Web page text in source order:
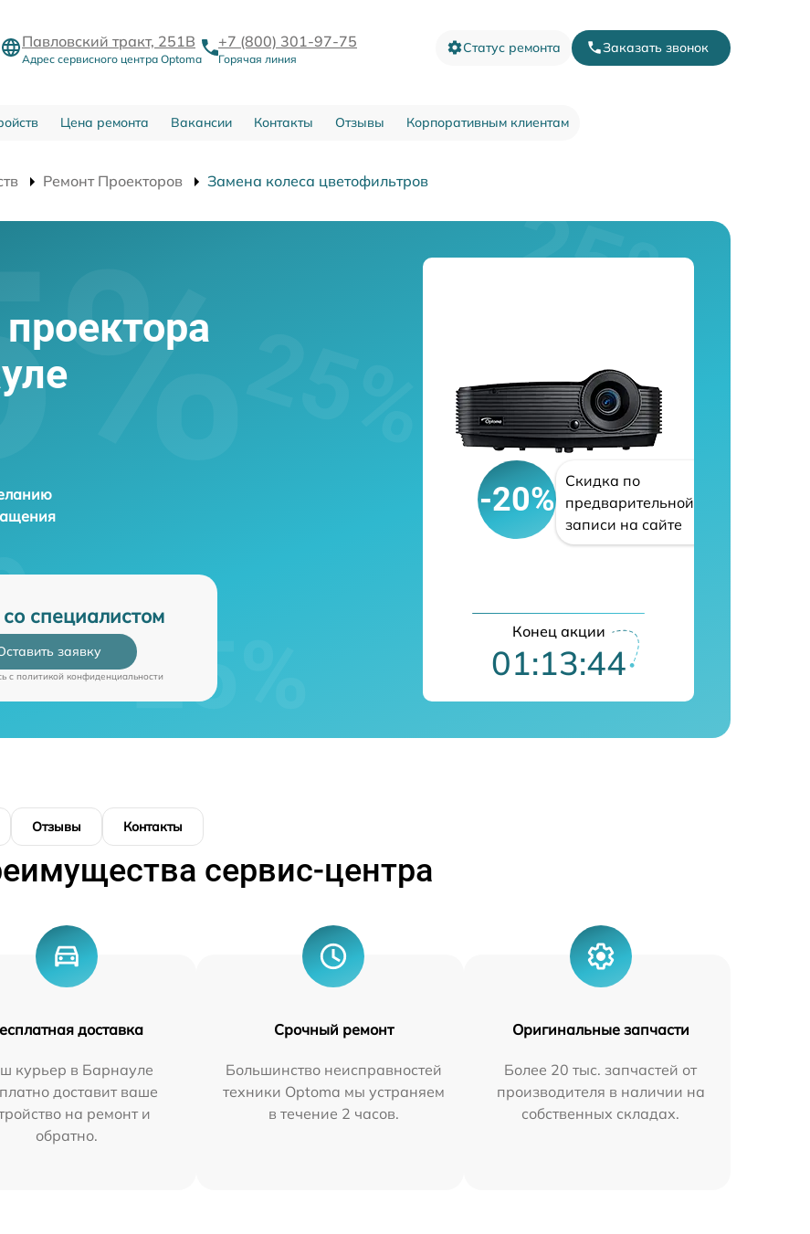
Павловский тракт, 251В
Адрес сервисного центра Optoma
+7 (800) 301-97-75
Горячая линия
Статус ремонта Заказать звонок
Цена ремонта Вакансии Контакты Отзывы Корпоративным клиентам
Ремонт Проекторов Замена колеса цветофильтров
специалистом
заявку
c политикой конфиденциальности
-20%
Скидка по
предварительной
записи на сайте
Конец акции
01:13:43
Отзывы Контакты
сервис-центра
доставка
курьер в Барнауле
доставит ваше
на ремонт и
обратно.
Срочный ремонт
Большинство неисправностей
техники Optoma мы устраняем
в течение 2 часов.
Оригинальные запчасти
Более 20 тыс. запчастей от
производителя в наличии на
собственных складах.